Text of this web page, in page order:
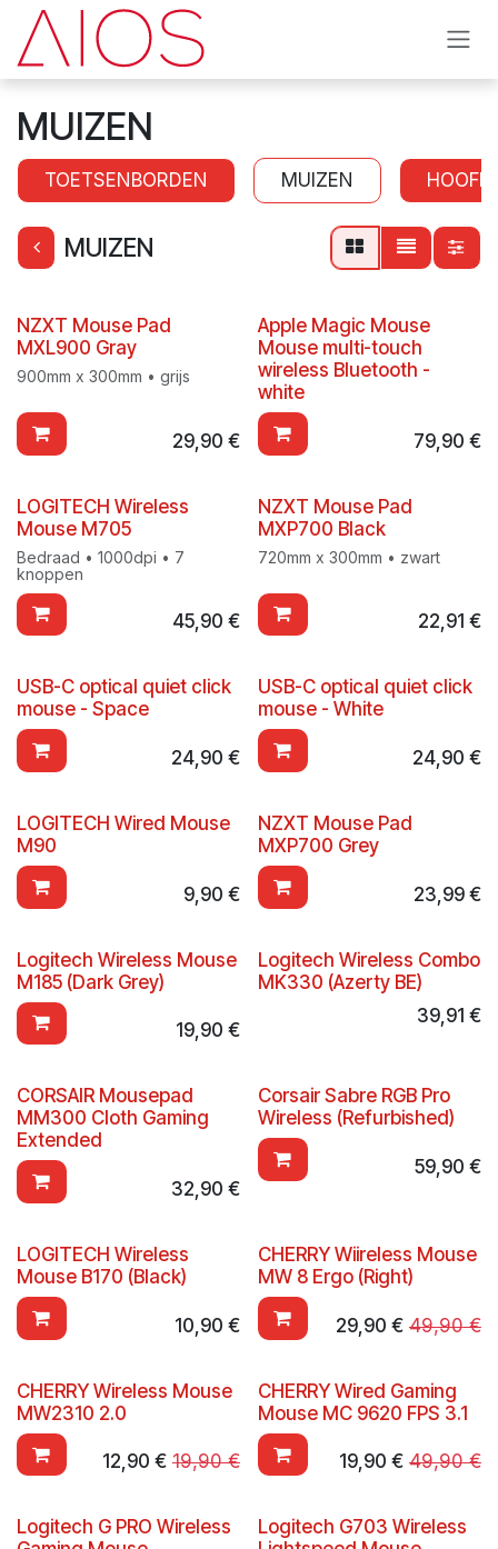
Overslaan naar inhoud
MUIZEN
TOETSENBORDEN MUIZEN
MUIZEN
NZXT Mouse Pad
MXL900 Gray
900mm x 300mm • grijs
29,90 €
Apple Magic Mouse
Mouse multi-touch
wireless Bluetooth -
white
79,90 €
LOGITECH Wireless
Mouse M705
Bedraad • 1000dpi • 7
knoppen
45,90 €
NZXT Mouse Pad
MXP700 Black
720mm x 300mm • zwart
22,91 €
USB-C optical quiet click
mouse - Space
24,90 €
USB-C optical quiet click
mouse - White
24,90 €
LOGITECH Wired Mouse
M90
9,90 €
NZXT Mouse Pad
MXP700 Grey
23,99€
Logitech Wireless Mouse
M185 (Dark Grey)
19,90 €
Logitech Wireless Combo
MK330 (Azerty BE)
39,91 €
CORSAIR Mousepad
MM300 Cloth Gaming
Extended
32,90 €
Corsair Sabre RGB Pro
Wireless (Refurbished)
59,90 €
LOGITECH Wireless
Mouse B170 (Black)
10,90 €
CHERRY Wiireless Mouse
MW 8 Ergo (Right)
29,90 € 49,90€
CHERRY Wireless Mouse
MW2310 2.0
12,90 € 19,90€
CHERRY Wired Gaming
Mouse MC 9620 FPS 3.1
19,90 € 49,90€
Logitech G PRO Wireless
Logitech G703 Wireless